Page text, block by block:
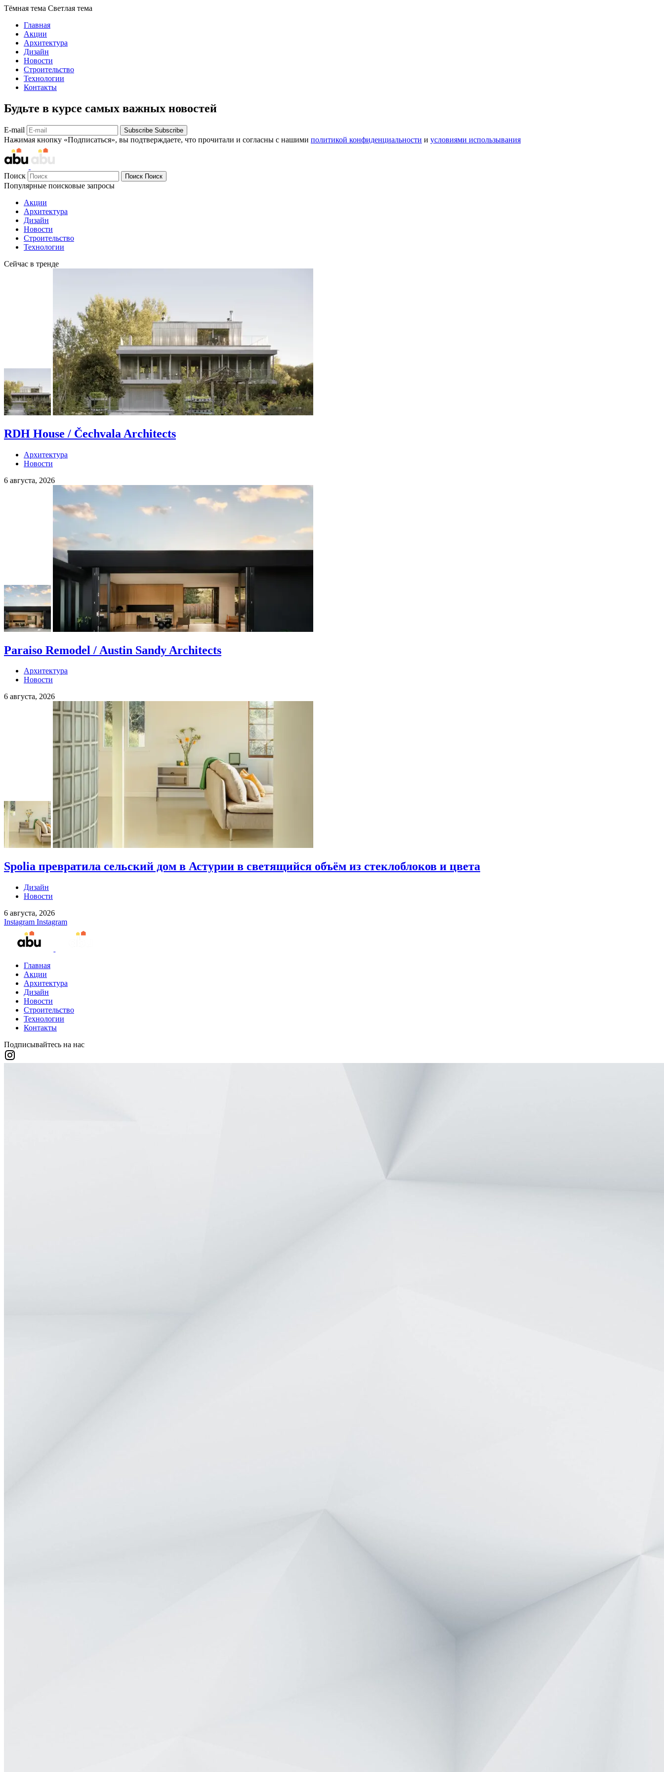
Тёмная тема Светлая тема
Главная
Акции
Архитектура
Дизайн
Новости
Строительство
Технологии
Контакты
Будьте в курсе самых важных новостей
E-mail Subscribe Subscribe
Нажимая кнопку «Подписаться», вы подтверждаете, что прочитали и согласны с нашими политикой конфиденциальности и условиями использывания
Поиск Поиск Поиск
Популярные поисковые запросы
Акции
Архитектура
Дизайн
Новости
Строительство
Технологии
Сейчас в тренде
RDH House / Čechvala Architects
Архитектура
Новости
6 августа, 2026
Paraiso Remodel / Austin Sandy Architects
Архитектура
Новости
6 августа, 2026
Spolia превратила сельский дом в Астурии в светящийся объём из стеклоблоков и цвета
Дизайн
Новости
6 августа, 2026
Instagram Instagram
Главная
Акции
Архитектура
Дизайн
Новости
Строительство
Технологии
Контакты
Подписывайтесь на нас